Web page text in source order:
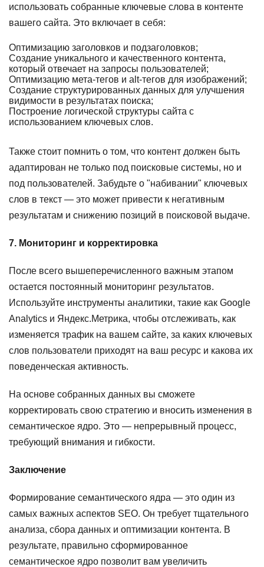
использовать собранные ключевые слова в контенте
вашего сайта. Это включает в себя:
Оптимизацию заголовков и подзаголовков;
Создание уникального и качественного контента,
который отвечает на запросы пользователей;
Оптимизацию мета-тегов и alt-тегов для изображений;
Создание структурированных данных для улучшения
видимости в результатах поиска;
Построение логической структуры сайта с
использованием ключевых слов.
Также стоит помнить о том, что контент должен быть
адаптирован не только под поисковые системы, но и
под пользователей. Забудьте о "набивании" ключевых
слов в текст — это может привести к негативным
результатам и снижению позиций в поисковой выдаче.
7. Мониторинг и корректировка
После всего вышеперечисленного важным этапом
остается постоянный мониторинг результатов.
Используйте инструменты аналитики, такие как Google
Analytics и Яндекс.Метрика, чтобы отслеживать, как
изменяется трафик на вашем сайте, за каких ключевых
слов пользователи приходят на ваш ресурс и какова их
поведенческая активность.
На основе собранных данных вы сможете
корректировать свою стратегию и вносить изменения в
семантическое ядро. Это — непрерывный процесс,
требующий внимания и гибкости.
Заключение
Формирование семантического ядра — это один из
самых важных аспектов SEO. Он требует тщательного
анализа, сбора данных и оптимизации контента. В
результате, правильно сформированное
семантическое ядро позволит вам увеличить